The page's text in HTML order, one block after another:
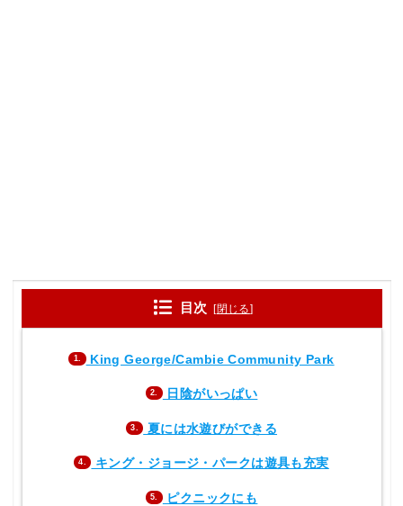
目次 [閉じる]
1. King George/Cambie Community Park
2. 日陰がいっぱい
3. 夏には水遊びができる
4. キング・ジョージ・パークは遊具も充実
5. ピクニックにも